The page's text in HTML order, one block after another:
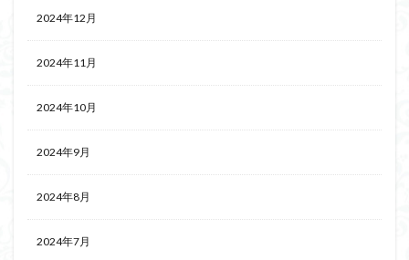
2024年12月
2024年11月
2024年10月
2024年9月
2024年8月
2024年7月